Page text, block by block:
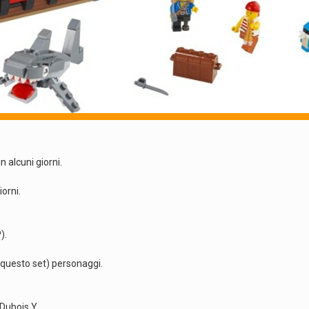
alcuni giorni.
set) personaggi.